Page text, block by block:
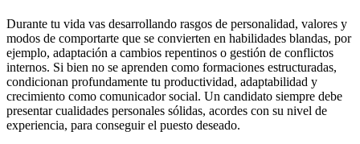
Durante tu vida vas desarrollando rasgos de personalidad, valores y
modos de comportarte que se convierten en habilidades blandas, por
ejemplo, adaptación a cambios repentinos o gestión de conflictos
internos. Si bien no se aprenden como formaciones estructuradas,
condicionan profundamente tu productividad, adaptabilidad y
crecimiento como comunicador social. Un candidato siempre debe
presentar cualidades personales sólidas, acordes con su nivel de
experiencia, para conseguir el puesto deseado.